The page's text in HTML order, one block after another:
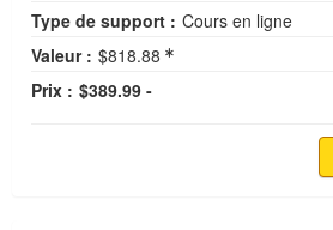
Type de support : Cours en ligne
Valeur : $818.88
Prix : $389.99 -